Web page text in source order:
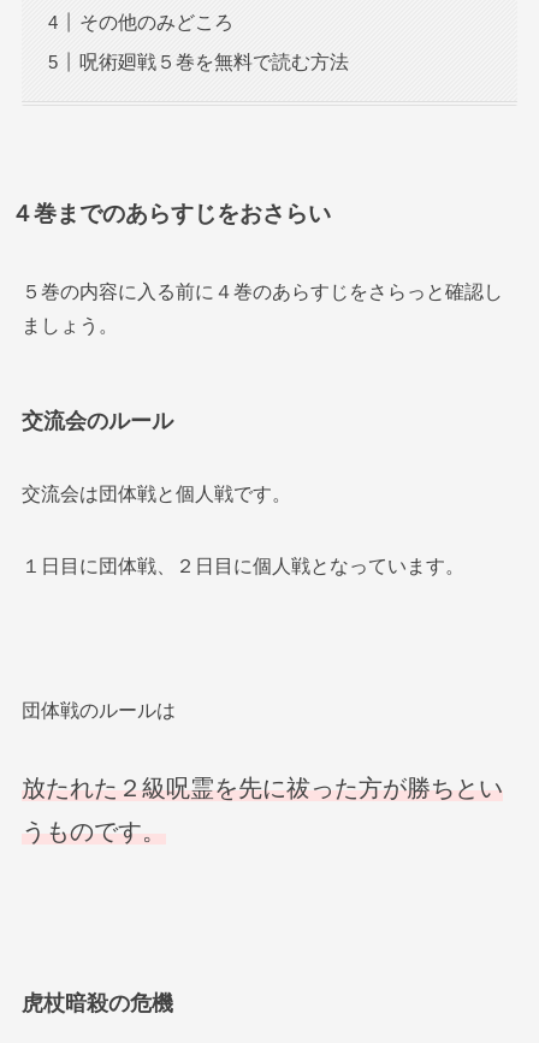
その他のみどころ
呪術廻戦５巻を無料で読む方法
４巻までのあらすじをおさらい
５巻の内容に入る前に４巻のあらすじをさらっと確認し
ましょう。
交流会のルール
交流会は団体戦と個人戦です。
１日目に団体戦、２日目に個人戦となっています。
団体戦のルールは
放たれた２級呪霊を先に祓った方が勝ちとい
うものです。
虎杖暗殺の危機